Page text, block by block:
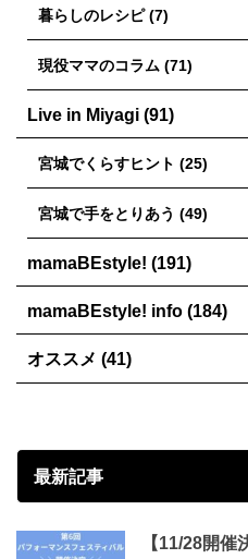
暮らしのレシピ (7)
現役ママのコラム (71)
Live in Miyagi (91)
宮城でくらすヒント (25)
宮城で手をとりあう (49)
mamaBEstyle! (191)
mamaBEstyle! info (184)
オススメ (41)
最新記事
【11/28開